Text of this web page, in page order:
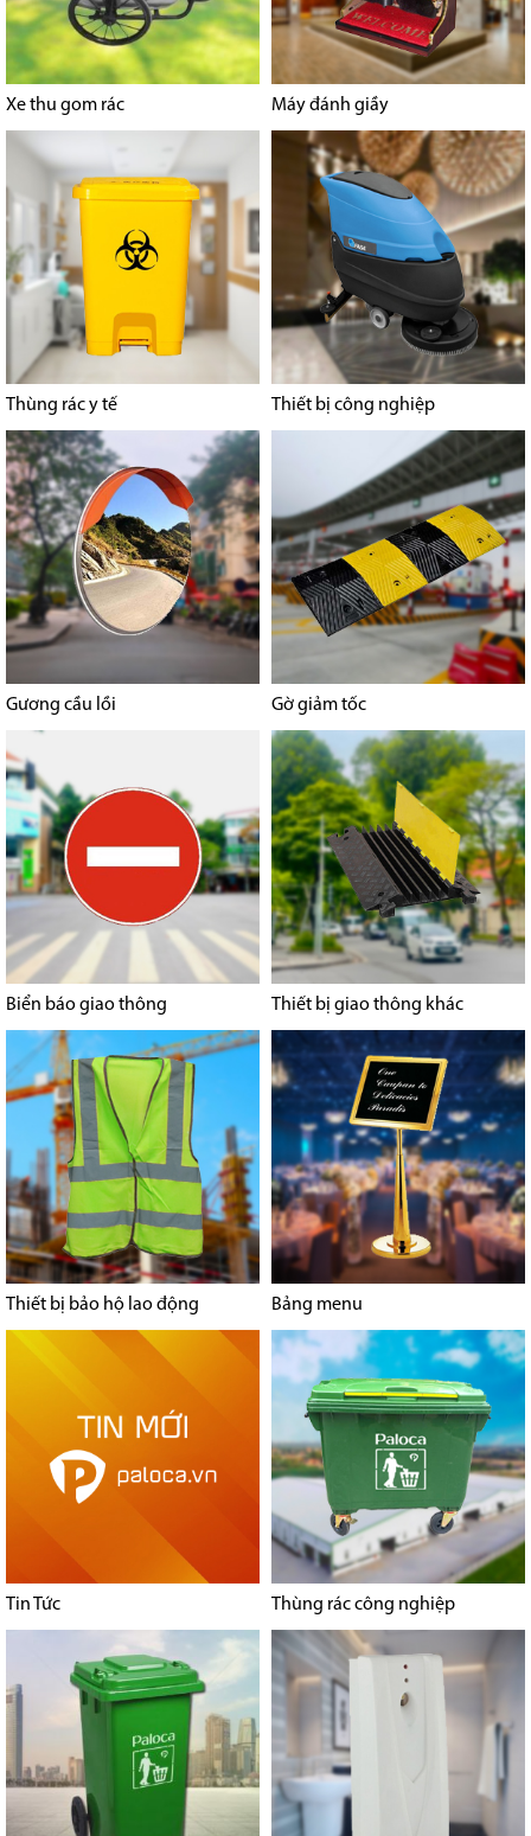
Xe thu gom rác Máy đánh giầy
Thùng rác y tế Thiết bị công nghiệp
Gương cầu lồi Gờ giảm tốc
Biển báo giao thông Thiết bị giao thông khác
Thiết bị bảo hộ lao động Bảng menu
Tin Tức Thùng rác công nghiệp